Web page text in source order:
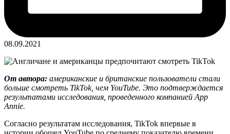
08.09.2021
От автора: американские и британские пользователи стали
больше смотреть TikTok, чем YouTube. Это подтверждается
результатами исследования, проведенного компанией App
Annie.
Согласно результатам исследования, TikTok впервые в